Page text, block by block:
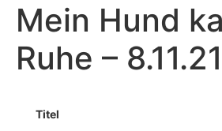
Mein Hund
Ruhe – 8.11.21
Titel